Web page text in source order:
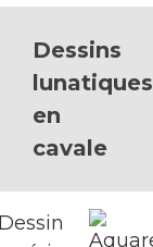
Dessins
lunatiques
en
cavale